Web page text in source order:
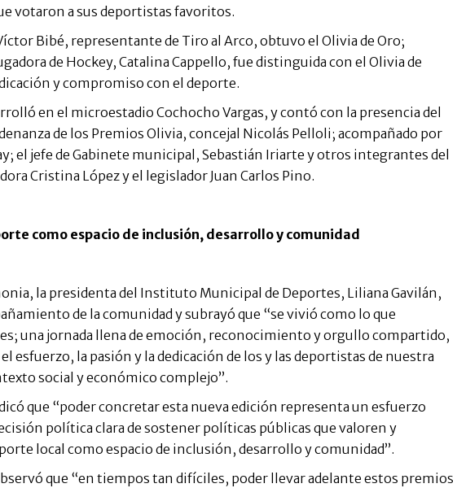
votaron a sus deportistas favoritos.
Bibé, representante de Tiro al Arco, obtuvo el Olivia de Oro;
de Hockey, Catalina Cappello, fue distinguida con el Olivia de
y compromiso con el deporte.
en el microestadio Cochocho Vargas, y contó con la presencia del
de los Premios Olivia, concejal Nicolás Pelloli; acompañado por
el jefe de Gabinete municipal, Sebastián Iriarte y otros integrantes del
Cristina López y el legislador Juan Carlos Pino.
como espacio de inclusión, desarrollo y comunidad
la presidenta del Instituto Municipal de Deportes, Liliana Gavilán,
de la comunidad y subrayó que “se vivió como lo que
una jornada llena de emoción, reconocimiento y orgullo compartido,
esfuerzo, la pasión y la dedicación de los y las deportistas de nuestra
social y económico complejo”.
que “poder concretar esta nueva edición representa un esfuerzo
política clara de sostener políticas públicas que valoren y
local como espacio de inclusión, desarrollo y comunidad”.
que “en tiempos tan difíciles, poder llevar adelante estos premios